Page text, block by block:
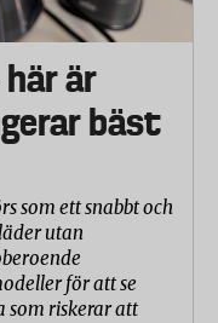
är
bäst
som ett snabbt och
utan
för att se
som riskerar att